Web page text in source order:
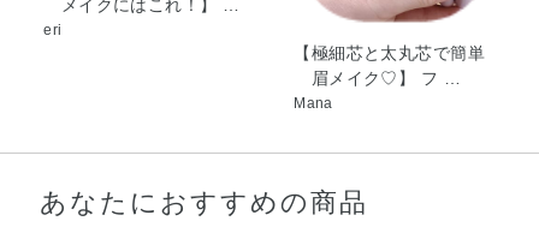
メイクにはこれ！】 …
eri
【極細芯と太丸芯で簡単
眉メイク♡】 フ …
Mana
あなたにおすすめの商品